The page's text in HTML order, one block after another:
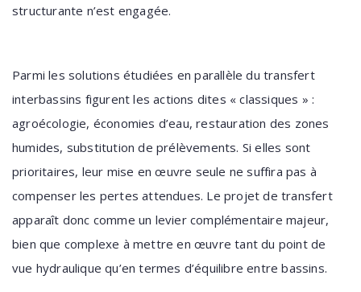
structurante n’est engagée.
Parmi les solutions étudiées en parallèle du transfert
interbassins figurent les actions dites « classiques » :
agroécologie, économies d’eau, restauration des zones
humides, substitution de prélèvements. Si elles sont
prioritaires, leur mise en œuvre seule ne suffira pas à
compenser les pertes attendues. Le projet de transfert
apparaît donc comme un levier complémentaire majeur,
bien que complexe à mettre en œuvre tant du point de
vue hydraulique qu’en termes d’équilibre entre bassins.